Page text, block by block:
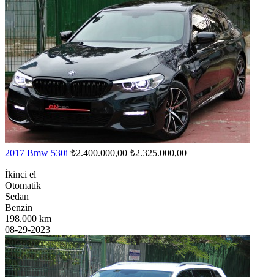
2017 Bmw 530i ₺2.400.000,00 ₺2.325.000,00
İkinci el
Otomatik
Sedan
Benzin
198.000 km
08-29-2023